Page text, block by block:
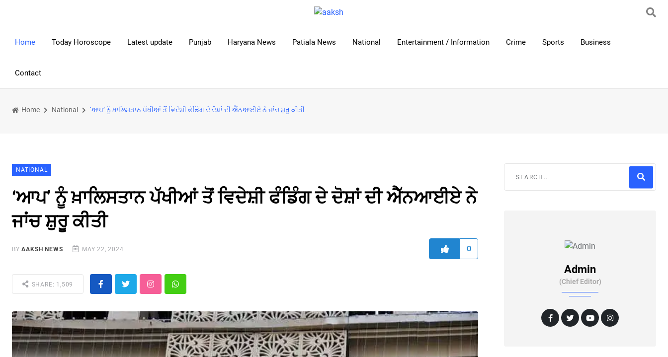
Home Today Horoscope Latest update Punjab Haryana News Patiala News National Entertainment / Information Crime Sports Business
Contact
Home National ‘ਆਪ’ ਨੂੰ ਖ਼ਾਲਿਸਤਾਨ ਪੱਖੀਆਂ ਤੋਂ ਵਿਦੇਸ਼ੀ ਫੰਡਿੰਗ ਦੇ ਦੋਸ਼ਾਂ ਦੀ ਐੱਨਆਈਏ ਨੇ ਜਾਂਚ ਸ਼ੁਰੂ ਕੀਤੀ
NATIONAL
‘ਆਪ’ ਨੂੰ ਖ਼ਾਲਿਸਤਾਨ ਪੱਖੀਆਂ ਤੋਂ ਵਿਦੇਸ਼ੀ ਫੰਡਿੰਗ ਦੇ ਦੋਸ਼ਾਂ ਦੀ ਐੱਨਆਈਏ ਨੇ
ਜਾਂਚ ਸ਼ੁਰੂ ਕੀਤੀ
BYAAKSH NEWS MAY 22, 2024 0
SHARE: 1,509
Admin
(Chief Editor)